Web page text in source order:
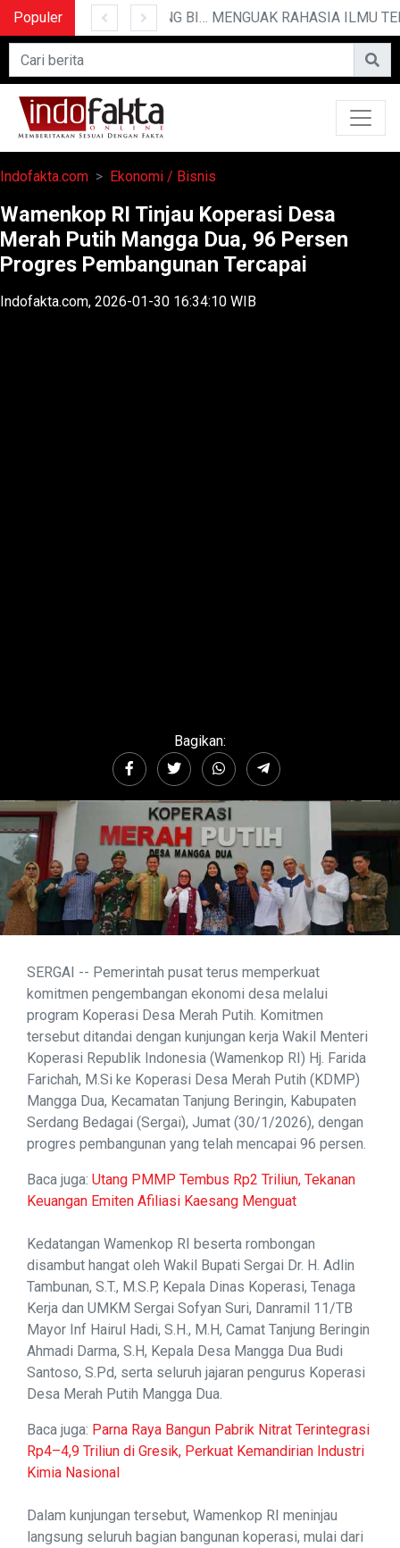
Populer 10 CERITA LUCU PENDEK YANG BIKIN NGAKAK MENGUAK
Indofakta.com Ekonomi / Bisnis
Wamenkop RI Tinjau Koperasi Desa
Merah Putih Mangga Dua, 96 Persen
Progres Pembangunan Tercapai
Indofakta.com, 2026-01-30 16:34:10 WIB
Bagikan:
SERGAI -- Pemerintah pusat terus memperkuat
komitmen pengembangan ekonomi desa melalui
program Koperasi Desa Merah Putih. Komitmen
tersebut ditandai dengan kunjungan kerja Wakil Menteri
Koperasi Republik Indonesia (Wamenkop RI) Hj. Farida
Farichah, M.Si ke Koperasi Desa Merah Putih (KDMP)
Mangga Dua, Kecamatan Tanjung Beringin, Kabupaten
Serdang Bedagai (Sergai), Jumat (30/1/2026), dengan
progres pembangunan yang telah mencapai 96 persen.
Baca juga: Utang PMMP Tembus Rp2 Triliun, Tekanan
Keuangan Emiten Afiliasi Kaesang Menguat
Kedatangan Wamenkop RI beserta rombongan
disambut hangat oleh Wakil Bupati Sergai Dr. H. Adlin
Tambunan, S.T., M.S.P, Kepala Dinas Koperasi, Tenaga
Kerja dan UMKM Sergai Sofyan Suri, Danramil 11/TB
Mayor Inf Hairul Hadi, S.H., M.H, Camat Tanjung Beringin
Ahmadi Darma, S.H, Kepala Desa Mangga Dua Budi
Santoso, S.Pd, serta seluruh jajaran pengurus Koperasi
Desa Merah Putih Mangga Dua.
Baca juga: Parna Raya Bangun Pabrik Nitrat Terintegrasi
Rp4–4,9 Triliun di Gresik, Perkuat Kemandirian Industri
Kimia Nasional
Dalam kunjungan tersebut, Wamenkop RI meninjau
langsung seluruh bagian bangunan koperasi, mulai dari